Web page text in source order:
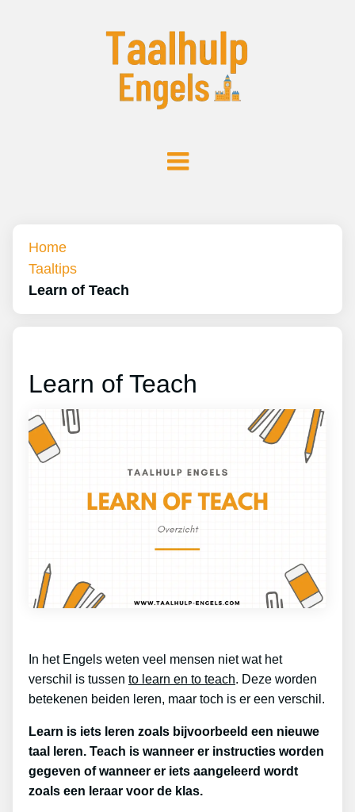
Home
Taaltips
Learn of Teach
Learn of Teach
In het Engels weten veel mensen niet wat het
verschil is tussen to learn en to teach. Deze worden
betekenen beiden leren, maar toch is er een verschil.
Learn is iets leren zoals bijvoorbeeld een nieuwe
taal leren. Teach is wanneer er instructies worden
gegeven of wanneer er iets aangeleerd wordt
zoals een leraar voor de klas.